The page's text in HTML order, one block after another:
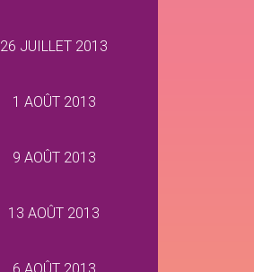
26 JUILLET 2013
1 AOÛT 2013
9 AOÛT 2013
13 AOÛT 2013